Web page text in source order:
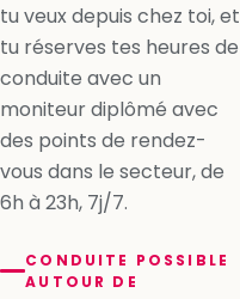
tu veux depuis chez toi, et
tu réserves tes heures de
conduite avec un
moniteur diplômé avec
des points de rendez-
vous dans le secteur, de
6h à 23h, 7j/7.
CONDUITE POSSIBLE
AUTOUR DE